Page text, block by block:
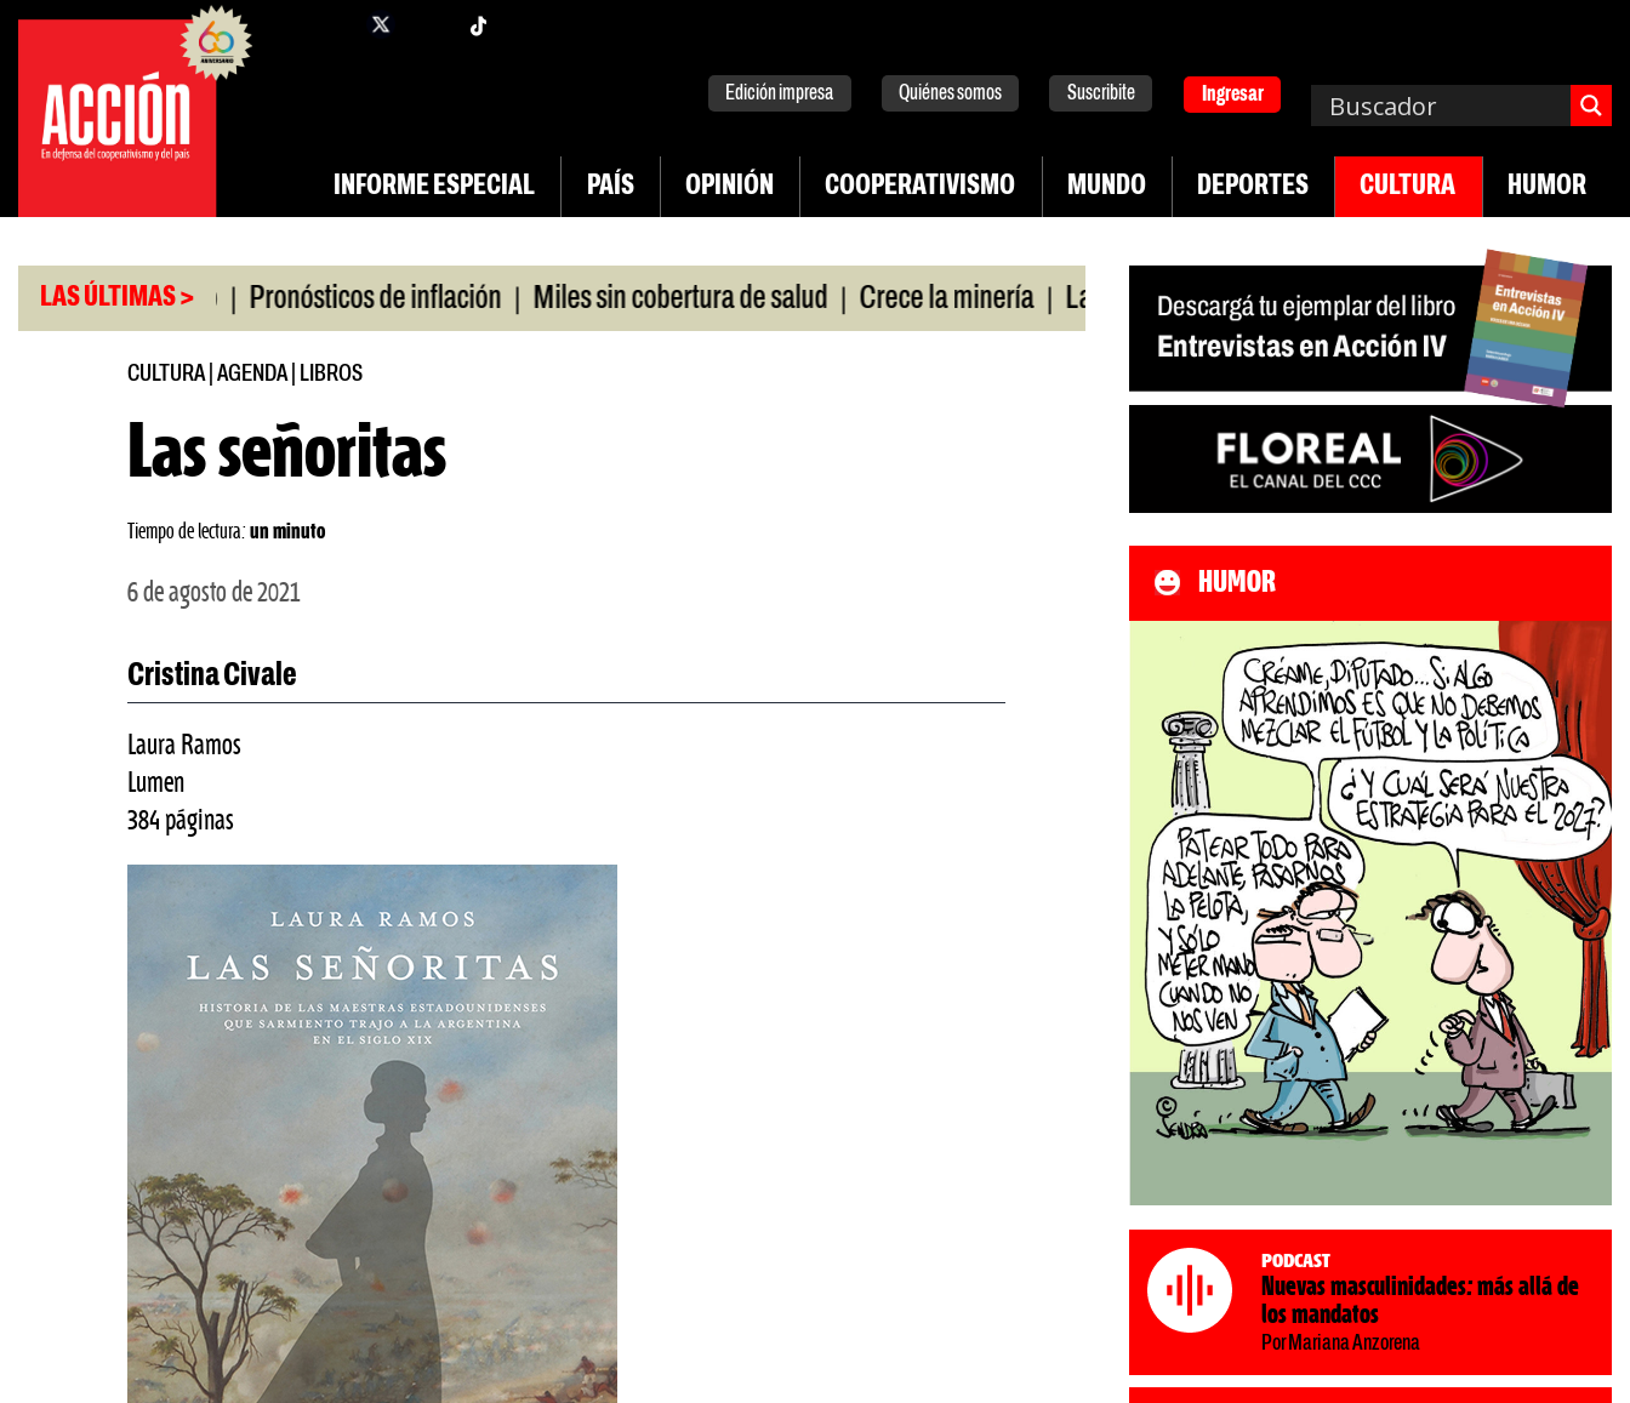
Saltar
contenido
facebook
Edición impresa Quiénes somos Suscribite Ingresar
INFORME ESPECIAL PAÍS OPINIÓN COOPERATIVISMO MUNDO DEPORTES CULTURA HUMOR
LAS ÚLTIMAS >
universitario | Pronósticos de inflación | Miles sin cobertura de salud | Crece la minería | La Pampa. Emergencia en salud mental | Los 43
CULTURA| AGENDA| LIBROS
Las señoritas
Tiempo de lectura: un minuto
6 de agosto de 2021
Cristina Civale
Laura Ramos
Lumen
384 páginas
HUMOR
Podcast
Nuevas masculinidades: más allá de
los mandatos
Por Mariana Anzorena